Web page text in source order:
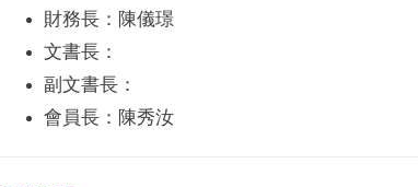
財務長：陳儀璟
文書長：
副文書長：
會員長：陳秀汝